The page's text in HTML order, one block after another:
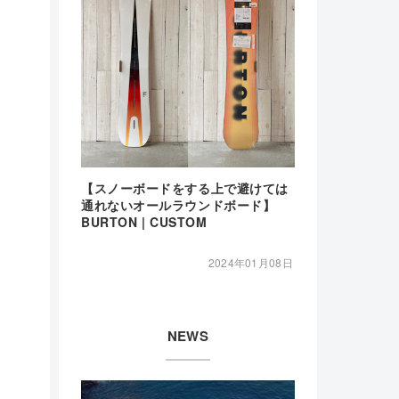
【スノーボードをする上で避けては
通れないオールラウンドボード】
BURTON | CUSTOM
2024年01月08日
NEWS